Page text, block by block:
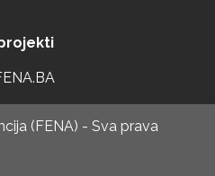
(FENA) - Sva prava